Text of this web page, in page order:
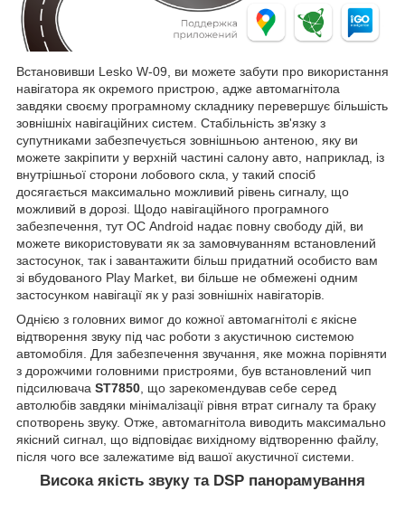
Встановивши Lesko W-09, ви можете забути про використання
навігатора як окремого пристрою, адже автомагнітола
завдяки своєму програмному складнику перевершує більшість
зовнішніх навігаційних систем. Стабільність зв'язку з
супутниками забезпечується зовнішньою антеною, яку ви
можете закріпити у верхній частині салону авто, наприклад, із
внутрішньої сторони лобового скла, у такий спосіб
досягається максимально можливий рівень сигналу, що
можливий в дорозі. Щодо навігаційного програмного
забезпечення, тут ОС Android надає повну свободу дій, ви
можете використовувати як за замовчуванням встановлений
застосунок, так і завантажити більш придатний особисто вам
зі вбудованого Play Market, ви більше не обмежені одним
застосунком навігації як у разі зовнішніх навігаторів.
Однією з головних вимог до кожної автомагнітолі є якісне
відтворення звуку під час роботи з акустичною системою
автомобіля. Для забезпечення звучання, яке можна порівняти
з дорожчими головними пристроями, був встановлений чип
підсилювача ST7850 , що зарекомендував себе серед
автолюбів завдяки мінімалізації рівня втрат сигналу та браку
спотворень звуку. Отже, автомагнітола виводить максимально
якісний сигнал, що відповідає вихідному відтворенню файлу,
після чого все залежатиме від вашої акустичної системи.
Висока якість звуку та DSP панорамування